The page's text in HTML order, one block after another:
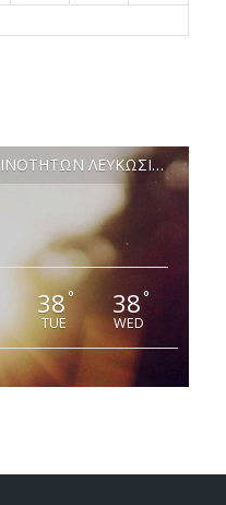
ΕΝΩΣΗ ΚΑΤΕΧΟΜΕΝΩΝ ΚΟΙΝΟΤΗΤΩΝ ΛΕΥΚΩΣΙΑΣ
38 °
TUE
38°
WED